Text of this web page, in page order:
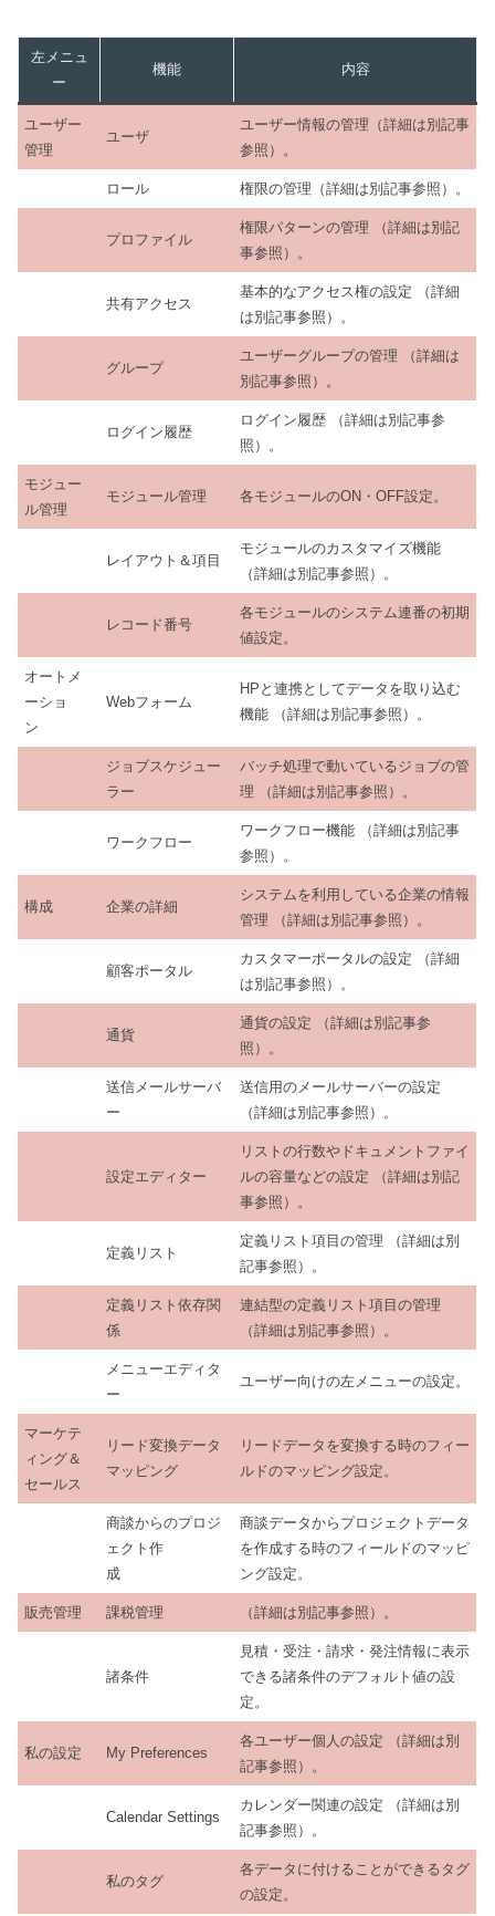
左メニュ
ー
機能 内容
ユーザー
管理
ユーザ
ユーザー情報の管理（詳細は別記事
参照）。
ロール 権限の管理（詳細は別記事参照）。
プロファイル
権限パターンの管理 （詳細は別記
事参照）。
共有アクセス
基本的なアクセス権の設定 （詳細
は別記事参照）。
グループ
ユーザーグループの管理 （詳細は
別記事参照）。
ログイン履歴
ログイン履歴 （詳細は別記事参
照）。
モジュー
ル管理
モジュール管理 各モジュールのON・OFF設定。
レイアウト＆項目
モジュールのカスタマイズ機能
（詳細は別記事参照）。
レコード番号
各モジュールのシステム連番の初期
値設定。
オートメ
ーショ
ン
Webフォーム
HPと連携としてデータを取り込む
機能 （詳細は別記事参照）。
ジョブスケジュー
ラー
バッチ処理で動いているジョブの管
理 （詳細は別記事参照）。
ワークフロー
ワークフロー機能 （詳細は別記事
参照）。
構成 企業の詳細
システムを利用している企業の情報
管理 （詳細は別記事参照）。
顧客ポータル
カスタマーポータルの設定 （詳細
は別記事参照）。
通貨
通貨の設定 （詳細は別記事参
照）。
送信メールサーバ
ー
送信用のメールサーバーの設定
（詳細は別記事参照）。
設定エディター
リストの行数やドキュメントファイ
ルの容量などの設定 （詳細は別記
事参照）。
定義リスト
定義リスト項目の管理 （詳細は別
記事参照）。
定義リスト依存関
係
連結型の定義リスト項目の管理
（詳細は別記事参照）。
メニューエディタ
ー
ユーザー向けの左メニューの設定。
マーケテ
ィング＆
セールス
リード変換データ
マッピング
リードデータを変換する時のフィー
ルドのマッピング設定。
商談からのプロジ
ェクト作
成
商談データからプロジェクトデータ
を作成する時のフィールドのマッピ
ング設定。
販売管理 課税管理 （詳細は別記事参照）。
諸条件
見積・受注・請求・発注情報に表示
できる諸条件のデフォルト値の設
定。
私の設定 My Preferences
各ユーザー個人の設定 （詳細は別
記事参照）。
Calendar Settings
カレンダー関連の設定 （詳細は別
記事参照）。
私のタグ
各データに付けることができるタグ
の設定。